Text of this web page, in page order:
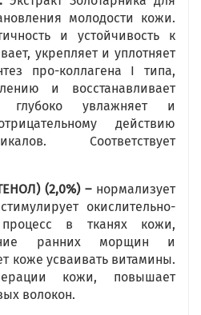
молодости кожи.
и устойчивость к
укрепляет и уплотняет
про-коллагена I типа,
и восстанавливает
глубоко увлажняет и
действию
Соответствует
(2,0%) – нормализует
окислительно-
процесс в тканях кожи,
ранних морщин и
коже усваивать витамины.
кожи, повышает
волокон.